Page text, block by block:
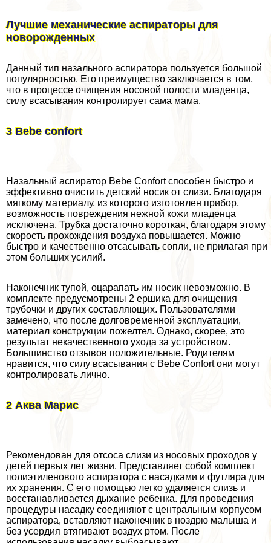
Лучшие механические аспираторы для
новорожденных
Данный тип назального аспиратора пользуется большой
популярностью. Его преимущество заключается в том,
что в процессе очищения носовой полости младенца,
силу всасывания контролирует сама мама.
3 Bebe confort
Назальный аспиратор Bebe Confort способен быстро и
эффективно очистить детский носик от слизи. Благодаря
мягкому материалу, из которого изготовлен прибор,
возможность повреждения нежной кожи младенца
исключена. Трубка достаточно короткая, благодаря этому
скорость прохождения воздуха повышается. Можно
быстро и качественно отсасывать сопли, не прилагая при
этом больших усилий.
Наконечник тупой, оцарапать им носик невозможно. В
комплекте предусмотрены 2 ершика для очищения
трубочки и других составляющих. Пользователями
замечено, что после долговременной эксплуатации,
материал конструкции пожелтел. Однако, скорее, это
результат некачественного ухода за устройством.
Большинство отзывов положительные. Родителям
нравится, что силу всасывания с Bebe Confort они могут
контролировать лично.
2 Аква Марис
Рекомендован для oтcocа слизи из носовых проходов у
детей первых лет жизни. Представляет собой комплект
полиэтиленового аспиратора с насадками и футляра для
их хранения. С его помощью легко удаляется слизь и
восстанавливается дыхание ребенка. Для проведения
процедуры насадку соединяют с центральным корпусом
аспиратора, вставляют наконечник в ноздрю малыша и
без усердия втягивают воздух ртом. После